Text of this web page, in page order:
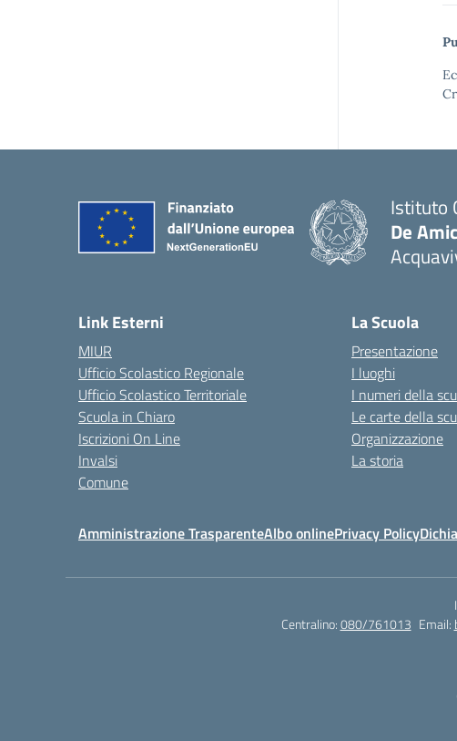
Istituto
De
Link Esterni
MIUR
Ufficio Scolastico Regionale
Ufficio Scolastico Territoriale
Scuola in Chiaro
Iscrizioni On Line
Invalsi
Comune
La Scuola
Presentazione
I luoghi
I numeri della
Le carte della
Organizzazione
La storia
Amministrazione TrasparenteAlbo onlinePrivacy Policy
Centralino:080/761013 Email: